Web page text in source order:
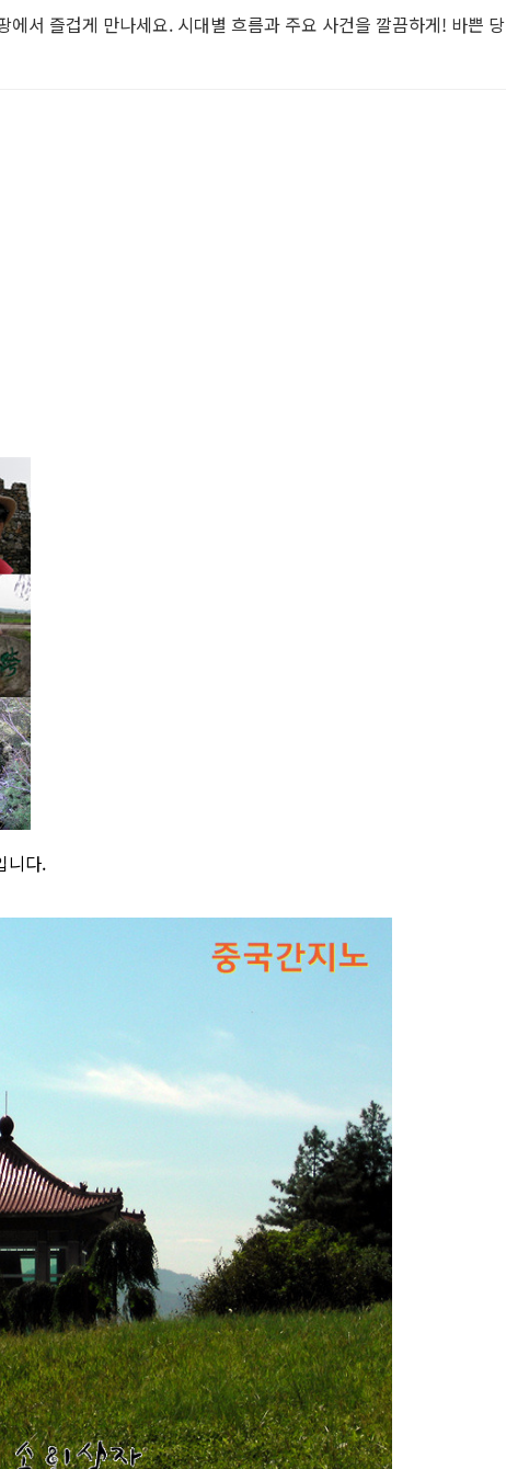
서 즐겁게 만나세요. 시대별 흐름과 주요 사건을 깔끔하게! 바쁜 당
니다.